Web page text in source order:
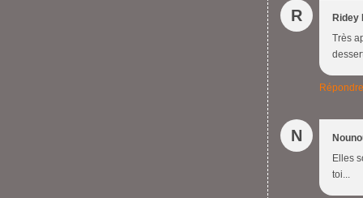
R
Ridey
Très
Répondre
N
Elles
toi...